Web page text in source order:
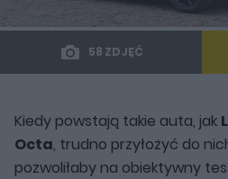
58 ZDJĘĆ
Kiedy powstają takie auta, jak
Octa, trudno przyłożyć do
pozwoliłaby na obiektywny